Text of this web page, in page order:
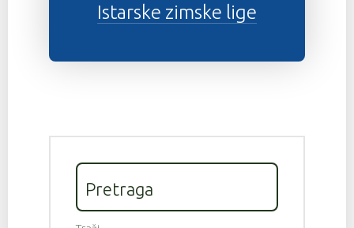
Istarske zimske lige
Pretraga